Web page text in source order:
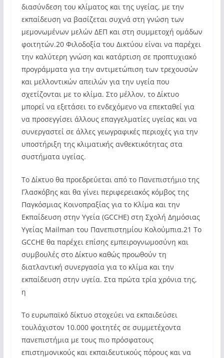
διασύνδεση του κλίματος και της υγείας, με την
εκπαίδευση να βασίζεται συχνά στη γνώση των
μεμονωμένων μελών ΔΕΠ και στη συμμετοχή ομάδων
φοιτητών.20 Φιλοδοξία του Δικτύου είναι να παρέχει
την καλύτερη γνώση και κατάρτιση σε προπτυχιακό
προγράμματα για την αντιμετώπιση των τρεχουσών
και μελλοντικών απειλών για την υγεία που
σχετίζονται με το κλίμα. Στο μέλλον, το Δίκτυο
μπορεί να εξετάσει το ενδεχόμενο να επεκταθεί για
να προσεγγίσει άλλους επαγγελματίες υγείας και να
συνεργαστεί σε άλλες γεωγραφικές περιοχές για την
υποστήριξη της κλιματικής ανθεκτικότητας στα
συστήματα υγείας.
Το Δίκτυο θα προεδρεύεται από το Πανεπιστήμιο της
Γλασκόβης και θα γίνει περιφερειακός κόμβος της
Παγκόσμιας Κοινοπραξίας για το Κλίμα και την
Εκπαίδευση στην Υγεία (GCCHE) στη Σχολή Δημόσιας
Υγείας Mailman του Πανεπιστημίου Κολούμπια.21 Το
GCCHE θα παρέχει επίσης εμπειρογνωμοσύνη και
συμβουλές στο Δίκτυο καθώς προωθούν τη
διατλαντική συνεργασία για το κλίμα και την
εκπαίδευση στην υγεία. Στα πρώτα τρία χρόνια της,
η
Το ευρωπαϊκό δίκτυο στοχεύει να εκπαιδεύσει
τουλάχιστον 10.000 φοιτητές σε συμμετέχοντα
πανεπιστήμια με τους πιο πρόσφατους
επιστημονικούς και εκπαιδευτικούς πόρους και να